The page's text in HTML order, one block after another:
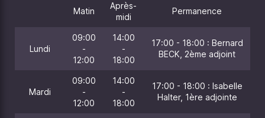
Matin
Après-
midi
Permanence
Lundi
09:00
-
12:00
14:00
-
18:00
17:00 - 18:00 : Bernard
BECK, 2ème adjoint
Mardi
09:00
-
12:00
14:00
-
18:00
17:00 - 18:00 : Isabelle
Halter, 1ère adjointe